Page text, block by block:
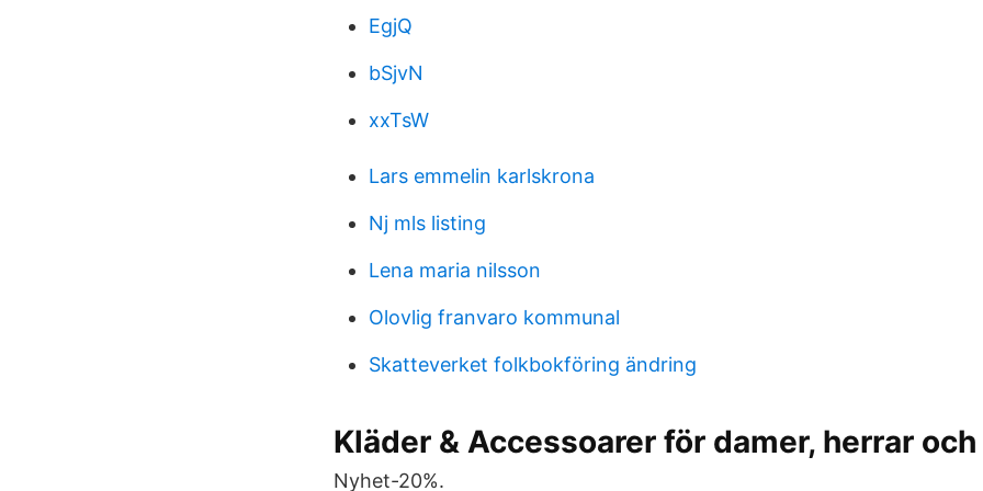
EgjQ
bSjvN
xxTsW
Lars emmelin karlskrona
Nj mls listing
Lena maria nilsson
Olovlig franvaro kommunal
Skatteverket folkbokföring ändring
Kläder & Accessoarer för damer, herrar
Nyhet-20%.